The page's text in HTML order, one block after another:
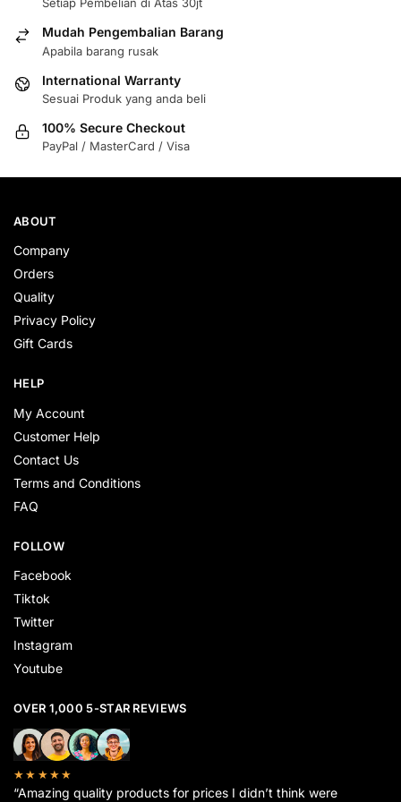
Mudah Pengembalian Barang
Apabila barang rusak
International Warranty
Sesuai Produk yang anda beli
100% Secure Checkout
PayPal / MasterCard / Visa
ABOUT
Company
Orders
Quality
Privacy Policy
Gift Cards
HELP
My Account
Customer Help
Contact Us
Terms and Conditions
FAQ
FOLLOW
Facebook
Tiktok
Twitter
Instagram
Youtube
OVER 1,000 5-STAR REVIEWS
★★★★★
“Amazing quality products for prices I didn’t think were